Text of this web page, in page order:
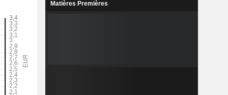
Matières Premières